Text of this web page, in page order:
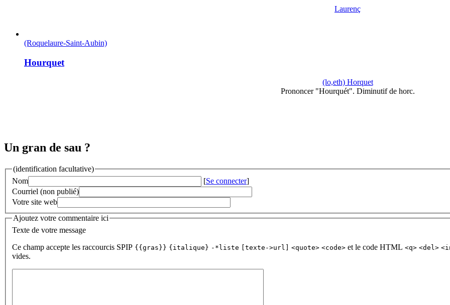
Laurenç
(Roquelaure-Saint-Aubin)
Hourquet
(lo,eth) Horquet
Prononcer "Hourquét". Diminutif de horc.
Un gran de sau ?
(identification facultative)
Nom
[Se connecter]
Courriel (non publié)
Votre site web
Ajoutez votre commentaire ici
Texte de votre message
Ce champ accepte les raccourcis SPIP {{gras}} {italique} -*liste [texte->url] <quote> <code> et le code HTML <q> <del>
vides.